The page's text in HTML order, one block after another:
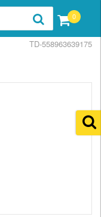
0
TD-558963639175